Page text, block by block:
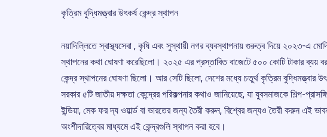
কৃত্রিম বুদ্ধিমত্ত্বার উৎকর্ষ কেন্দ্র স্থাপন
নয়াদিল্লিতে স্বাস্থ্যসেবা , কৃষি এবং সুস্থায়ী নগর ব্যবস্থাপনায় গুরুত্ব দিয়ে ২০২৩-এ
স্থাপনের কথা ঘোষণা করেছিলো। ২০২৫ এর প্রস্তাবিত বাজেটে ৫০০ কোটি টাকার ব্যয়
কেন্দ্র স্থাপনের ঘোষণা ছিলো। আর সেটি ছিলো, দেশের মধ্যে চতুর্থ কৃত্রিম বুদ্ধিমত্ত্বার
সরকার ৫টি জাতীয় দক্ষতা কেন্দ্রের পরিকল্পনার কথাও জানিয়েছে, যা যুবসমাজকে শিল্প-
ইন্ডিয়া, মেক ফর দ্য ওয়ার্ল্ড বা ভারতের জন্য তৈরী করুন, বিশ্বের জন্যও তৈরী করুন এই
অংশীদারিত্বের মাধ্যমে এই কেন্দ্রগুলি স্থাপন করা হবে।